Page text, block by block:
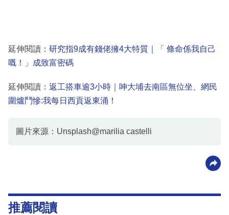
延伸閱讀： 研究指9成有錢佬擁4大特質｜「 條命係我自己
嘅！」成致富密碼
延伸閱讀： 返工搭車逾3小時｜呻大埔去南區無位坐、網民
圍爐鬥慘:我每日西貢返東涌！
圖片來源：Unsplash@marilia castelli
推薦閱讀